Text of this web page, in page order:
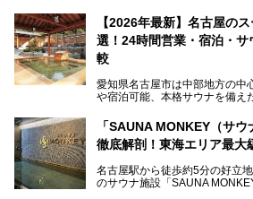
この地で30年にわたり愛され
地元住民をはじめオープンを待
ないでしょうか。
老朽化した設備の補修を機に、
ってきたというだけあって、館
以前の4倍に拡張したという露
容の巨大なスタジアムサウナに
までまるごと楽しめる施設に
今回は、全面リニューアルして
【2026年最新】名古屋の
選！24時間営業・宿泊・
較
愛知県名古屋市は中部地方の中
や宿泊可能、本格サウナを備え
そのため、「日々の仕事の疲れ
い」「休日に時間を忘れて1日
くある点が魅力です！
「SAUNA MONKEY（サ
徹底解剖！東海エリア最大
名古屋駅から徒歩約5分の好立
のサウナ施設「SAUNA